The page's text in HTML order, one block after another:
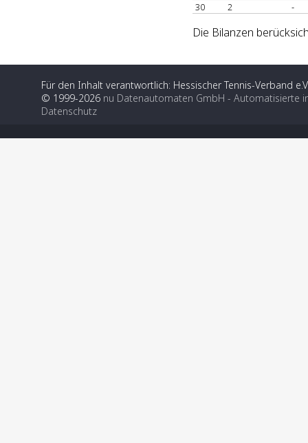
30
2 -
Die Bilanzen
Für den Inhalt verantwortlich: Hessischer Tennis-Verband
© 1999-2026 nu Datenautomaten GmbH - Automatisierte
Datenschutz